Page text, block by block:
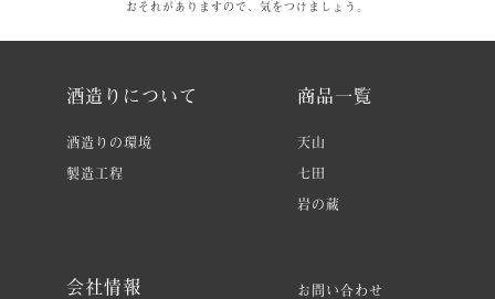
おそれがありますので、気をつけましょう。
酒造りについて
酒造りの環境
製造工程
商品一覧
天山
七田
岩の蔵
会社情報 お問い合わせ